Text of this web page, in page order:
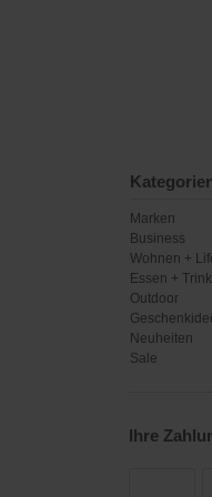
Marken
Business
Wohnen +
Essen +
Outdoor
Neuheiten
Sale
Ihre